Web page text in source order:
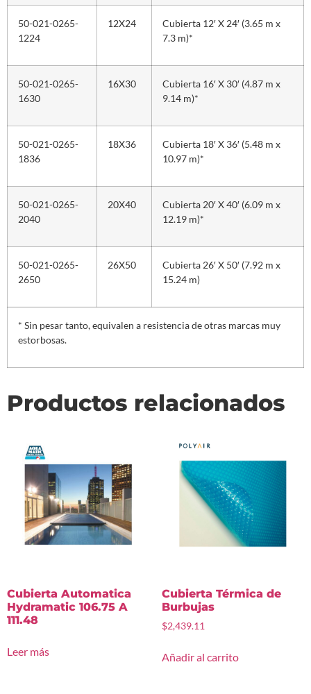
* Sin pesar tanto, equivalen a resistencia de otras marcas muy
estorbosas.
50-021-0265-
1224
12X24
Cubierta 12′ X 24′ (3.65 m x
7.3 m)*
50-021-0265-
1630
16X30
Cubierta 16′ X 30′ (4.87 m x
9.14 m)*
50-021-0265-
1836
18X36
Cubierta 18′ X 36′ (5.48 m x
10.97 m)*
50-021-0265-
2040
20X40
Cubierta 20′ X 40′ (6.09 m x
12.19 m)*
50-021-0265-
2650
26X50
Cubierta 26′ X 50′ (7.92 m x
15.24 m)
Productos relacionados
Cubierta Automatica
Hydramatic 106.75 A
111.48
Leer más
Cubierta Térmica de
Burbujas
$2,439.11
Añadir al carrito